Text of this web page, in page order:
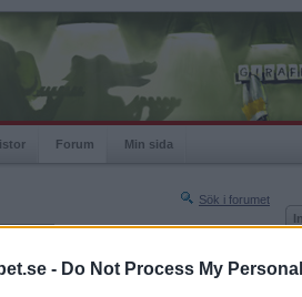
- Do Not Process My
Forum Min sida
Sök i forumet
Nästa sida »